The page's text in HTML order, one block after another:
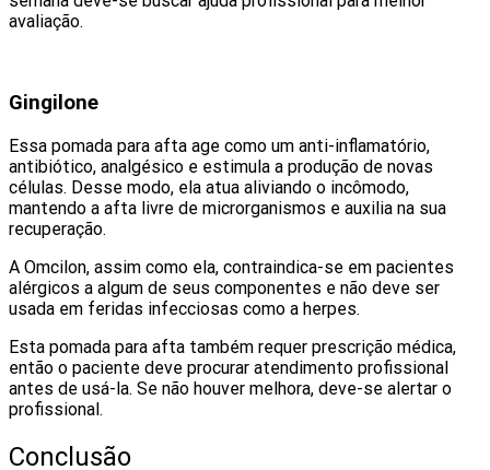
avaliação.
Gingilone
Essa pomada para afta age como um anti-inflamatório,
antibiótico, analgésico e estimula a produção de novas
células. Desse modo, ela atua aliviando o incômodo,
mantendo a afta livre de microrganismos e auxilia na sua
recuperação.
A Omcilon, assim como ela, contraindica-se em pacientes
alérgicos a algum de seus componentes e não deve ser
usada em feridas infecciosas como a herpes.
Esta pomada para afta também requer prescrição médica,
então o paciente deve procurar atendimento profissional
antes de usá-la. Se não houver melhora, deve-se alertar o
profissional.
Conclusão